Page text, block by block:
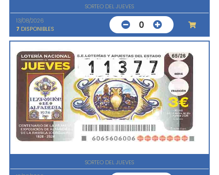
SORTEO DEL JUEVES
13/08/2026
7 DISPONIBLES 0
SORTEO DEL JUEVES